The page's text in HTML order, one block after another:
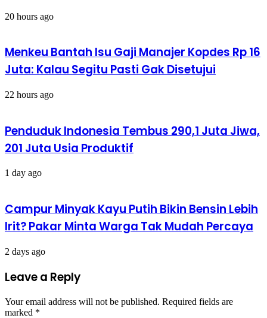
20 hours ago
Menkeu Bantah Isu Gaji Manajer Kopdes Rp 16
Juta: Kalau Segitu Pasti Gak Disetujui
22 hours ago
Penduduk Indonesia Tembus 290,1 Juta Jiwa,
201 Juta Usia Produktif
1 day ago
Campur Minyak Kayu Putih Bikin Bensin Lebih
Irit? Pakar Minta Warga Tak Mudah Percaya
2 days ago
Leave a Reply
Your email address will not be published. Required fields are
marked *